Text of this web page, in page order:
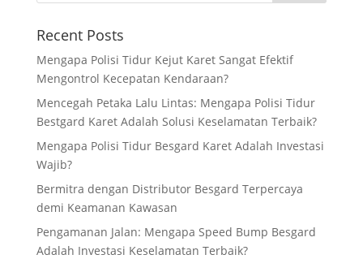
Recent Posts
Mengapa Polisi Tidur Kejut Karet Sangat Efektif
Mengontrol Kecepatan Kendaraan?
Mencegah Petaka Lalu Lintas: Mengapa Polisi Tidur
Bestgard Karet Adalah Solusi Keselamatan Terbaik?
Mengapa Polisi Tidur Besgard Karet Adalah Investasi
Wajib?
Bermitra dengan Distributor Besgard Terpercaya
demi Keamanan Kawasan
Pengamanan Jalan: Mengapa Speed Bump Besgard
Adalah Investasi Keselamatan Terbaik?